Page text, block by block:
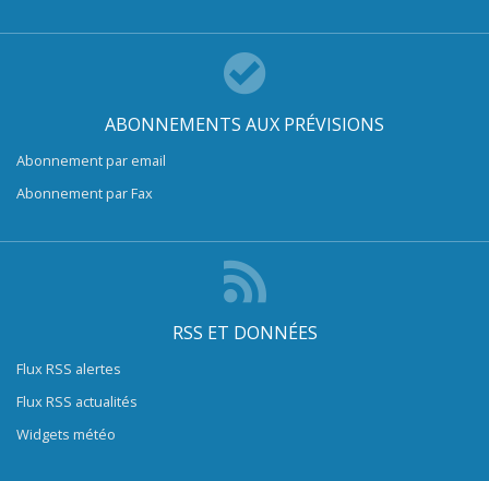
ABONNEMENTS AUX PRÉVISIONS
Abonnement par email
Abonnement par Fax
RSS ET DONNÉES
Flux RSS alertes
Flux RSS actualités
Widgets météo